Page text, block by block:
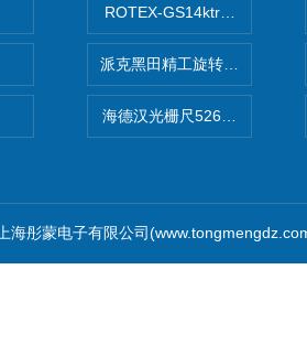
ROTEX-GS14ktr梅花连轴器
派克黑田精工旋转气缸
海德汉光栅尺526974-09
海彤蒙电子有限公司